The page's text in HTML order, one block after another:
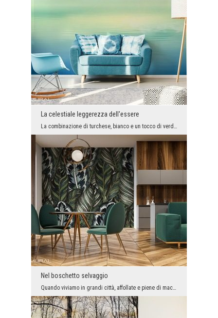
La celestiale leggerezza dell'essere
La combinazione di turchese, bianco e un tocco di verde chiaro sottile è un modo per il successo ...
Nel boschetto selvaggio
Quando viviamo in grandi città, affollate e piene di macchine, nel segreto del nostro cuore sogni...